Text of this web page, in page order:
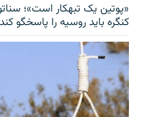
«پوتین یک تبهکار است»؛
کنگره باید روسیه را پاسخگو کند